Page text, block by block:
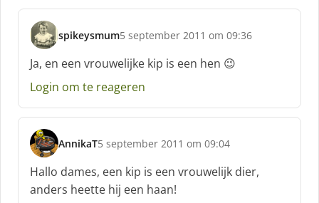
e
f
:
spikeysmum
s
c
h
r
e
f
:
5 september 2011 om 09:36
Ja, en een vrouwelijke kip is een hen 😉
Login om te reageren
AnnikaT
s
c
h
r
5 september 2011 om 09:04
Hallo dames, een kip is een vrouwelijk dier,
anders heette hij een haan!